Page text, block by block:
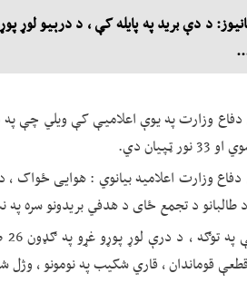
ټپیان دي.
وزارت اعلامیه بیانوي : هوایی ځواک
طالبانو د تجمع ځای د هدفي بریدونو سره په
قوماندان ، قاري شکیب په نومونو ، وژل شوي او 33 نور